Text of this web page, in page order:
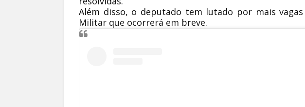
Além disso, o deputado tem lutado por mais
Militar que ocorrerá em breve.